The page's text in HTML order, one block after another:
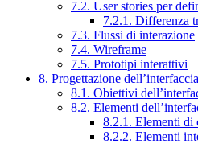
7.2. User stories per
7.2.1. Differenza
7.3. Flussi di interazione
7.4. Wireframe
7.5. Prototipi interattivi
8. Progettazione dell’interfaccia
8.1. Obiettivi
8.2. Elementi
8.2.1. Elementi di
8.2.2. Elementi